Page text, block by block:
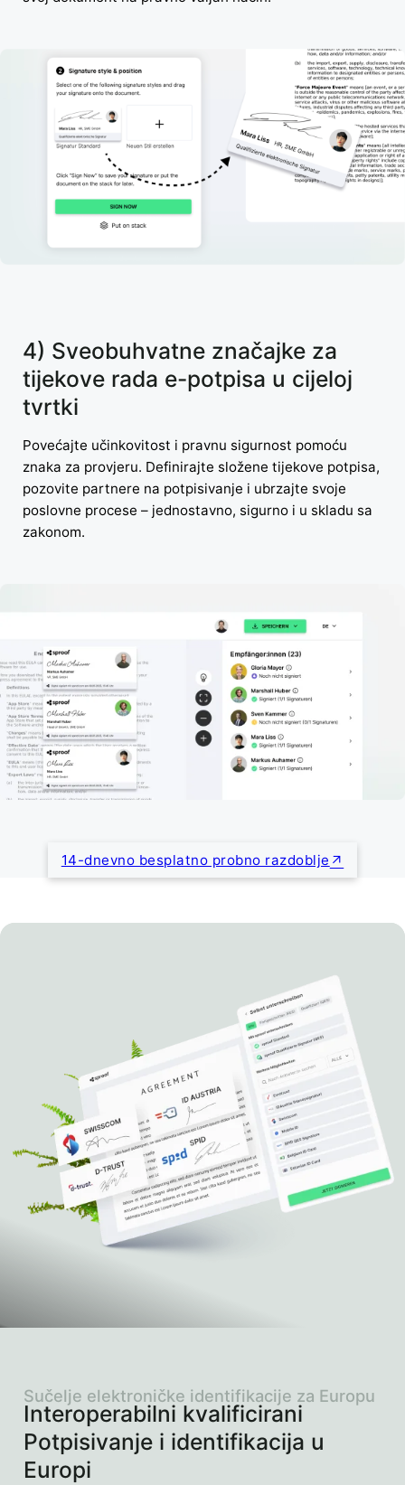
4) Sveobuhvatne značajke za
tijekove rada e-potpisa u cijeloj
tvrtki
Povećajte učinkovitost i pravnu sigurnost pomoću
znaka za provjeru. Definirajte složene tijekove potpisa,
pozovite partnere na potpisivanje i ubrzajte svoje
poslovne procese – jednostavno, sigurno i u skladu sa
zakonom.
14-dnevno besplatno probno razdoblje
Interoperabilni kvalificirani
Potpisivanje i identifikacija u
Europi
Sučelje elektroničke identifikacije za Europu